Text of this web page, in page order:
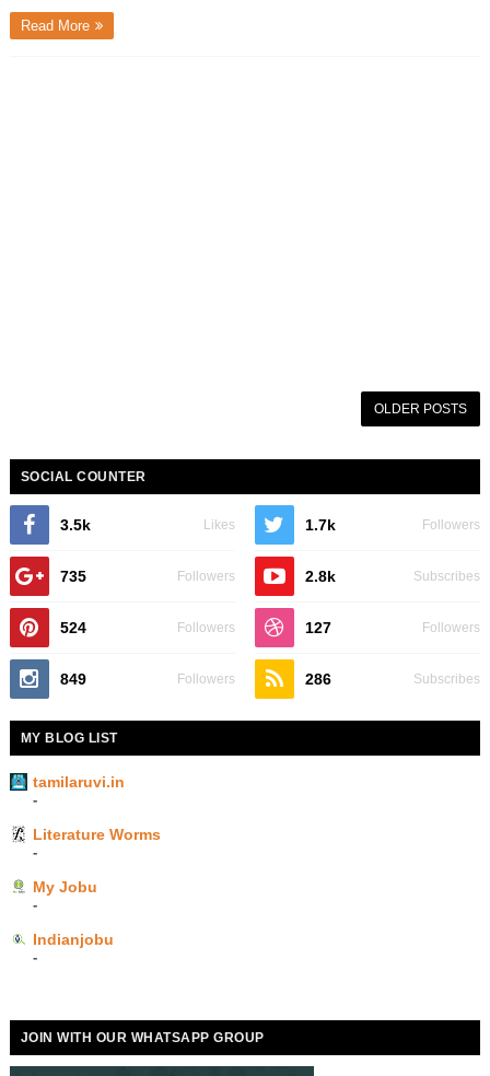
Read More
OLDER POSTS
SOCIAL COUNTER
3.5k Likes 1.7k Followers
735 Followers 2.8k Subscribes
524 Followers 127 Followers
849 Followers 286 Subscribes
MY BLOG LIST
tamilaruvi.in
-
Literature Worms
-
My Jobu
-
Indianjobu
-
JOIN WITH OUR WHATSAPP GROUP